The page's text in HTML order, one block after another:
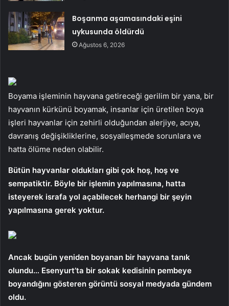
Boşanma aşamasındaki eşini
uykusunda öldürdü
Ağustos 6, 2026
Boyama işleminin hayvana getireceği gerilim bir yana, bir
hayvanın kürkünü boyamak, insanlar için üretilen boya
işleri hayvanlar için zehirli olduğundan alerjiye, acıya,
davranış değişikliklerine, sosyalleşmede sorunlara ve
hatta ölüme neden olabilir.
Bütün hayvanlar oldukları gibi çok hoş, hoş ve
sempatiktir. Böyle bir işlemin yapılmasına, hatta
isteyerek israfa yol açabilecek herhangi bir şeyin
yapılmasına gerek yoktur.
Ancak bugün yeniden boyanan bir hayvana tanık
olundu… Esenyurt’ta bir sokak kedisinin pembeye
boyandığını gösteren görüntü sosyal medyada gündem
oldu.